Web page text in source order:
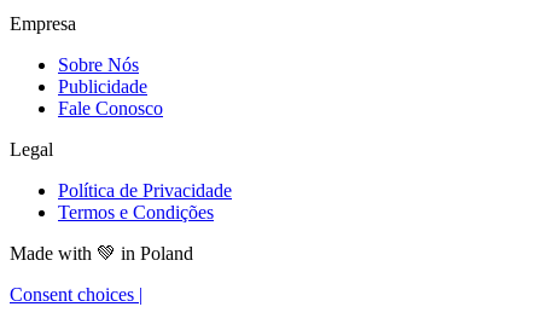
Empresa
Sobre Nós
Publicidade
Fale Conosco
Legal
Política de Privacidade
Termos e Condições
Made with 💚 in Poland
Consent choices |